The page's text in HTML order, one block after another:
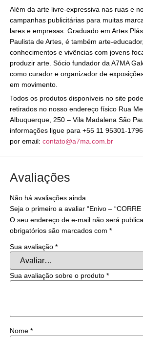
Além da arte livre-expressiva nas ruas e
campanhas publicitárias para muitas
lares e empresas. Graduado em Artes
Paulista de Artes, é também arte-
conhecimentos e vivências com jovens
produzir arte. Sócio fundador da A7MA
como curador e organizador de
em movimento.
Todos os produtos disponíveis no site
retirados no nosso endereço físico Rua
Albuquerque, 250 – Vila Madalena São
informações ligue para +55 11 95301-
por email: contato@a7ma.com.br
Avaliações
Não há avaliações ainda.
Seja o primeiro a avaliar “Enivo – “CORRE
O seu endereço de e-mail não será
obrigatórios são marcados com *
Sua avaliação *
Sua avaliação sobre o produto *
Nome *